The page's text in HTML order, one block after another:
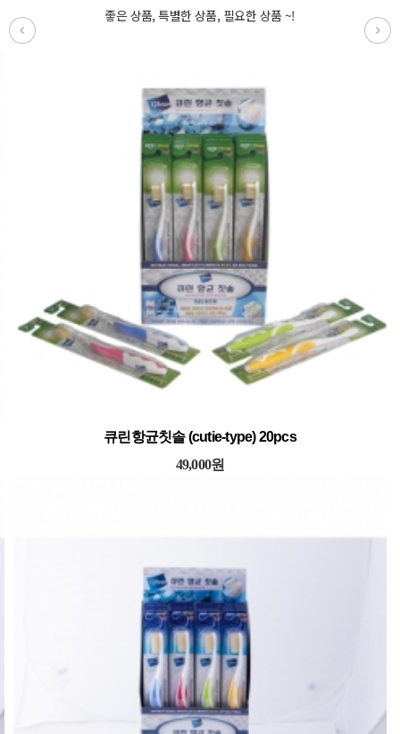
큐린항균칫솔 (cutie-type) 20pcs
49,000원